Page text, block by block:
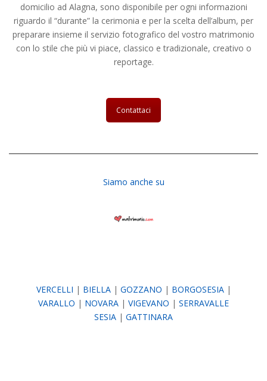
domicilio ad Alagna, sono disponibile per ogni informazioni
riguardo il “durante” la cerimonia e per la scelta dell’album, per
preparare insieme il servizio fotografico del vostro matrimonio
con lo stile che più vi piace, classico e tradizionale, creativo o
reportage.
Contattaci
Siamo anche su
VERCELLI | BIELLA| GOZZANO | BORGOSESIA|
VARALLO | NOVARA | VIGEVANO | SERRAVALLE
SESIA | GATTINARA